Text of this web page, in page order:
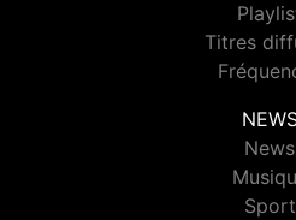
Titres
News
Sport